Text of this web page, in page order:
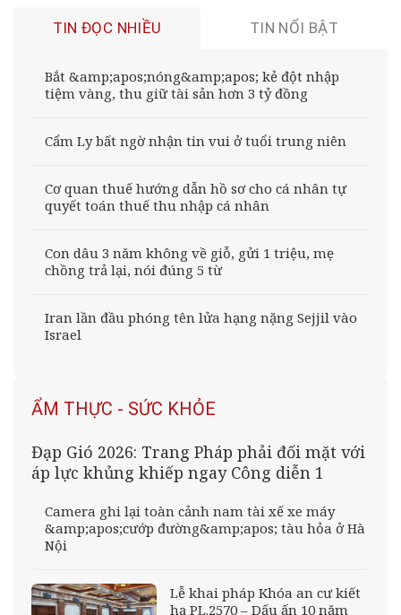
TIN ĐỌC NHIỀU TIN NỔI BẬT
Bắt &amp;apos;nóng&amp;apos; kẻ đột nhập
tiệm vàng, thu giữ tài sản hơn 3 tỷ đồng
Cẩm Ly bất ngờ nhận tin vui ở tuổi trung niên
Cơ quan thuế hướng dẫn hồ sơ cho cá nhân tự
quyết toán thuế thu nhập cá nhân
Con dâu 3 năm không về giỗ, gửi 1 triệu, mẹ
chồng trả lại, nói đúng 5 từ
Iran lần đầu phóng tên lửa hạng nặng Sejjil vào
Israel
ẨM THỰC - SỨC KHỎE
Đạp Gió 2026: Trang Pháp phải đối mặt với
áp lực khủng khiếp ngay Công diễn 1
Camera ghi lại toàn cảnh nam tài xế xe máy
&amp;apos;cướp đường&amp;apos; tàu hỏa ở Hà
Nội
Lễ khai pháp Khóa an cư kiết
hạ PL.2570 – Dấu ấn 10 năm